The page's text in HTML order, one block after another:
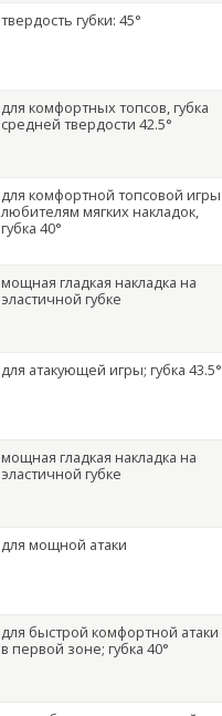
твердость губки: 45°
для комфортных топсов, губка
средней твердости 42.5°
для комфортной топсовой игры
любителям мягких накладок,
губка 40°
мощная гладкая накладка на
эластичной губке
для атакующей игры; губка 43.5°
мощная гладкая накладка на
эластичной губке
для мощной атаки
для быстрой комфортной атаки
в первой зоне; губка 40°